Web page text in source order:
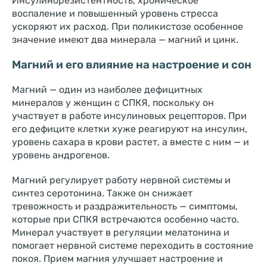
воспаление и повышенный уровень стресса
ускоряют их расход. При поликистозе особенное
значение имеют два минерала — магний и цинк.
Магний и его влияние на настроение и сон
Магний — один из наиболее дефицитных
минералов у женщин с СПКЯ, поскольку он
участвует в работе инсулиновых рецепторов. При
его дефиците клетки хуже реагируют на инсулин,
уровень сахара в крови растет, а вместе с ним — и
уровень андрогенов.
Магний регулирует работу нервной системы и
синтез серотонина. Также он снижает
тревожность и раздражительность — симптомы,
которые при СПКЯ встречаются особенно часто.
Минерал участвует в регуляции мелатонина и
помогает нервной системе переходить в состояние
покоя. Прием магния улучшает настроение и